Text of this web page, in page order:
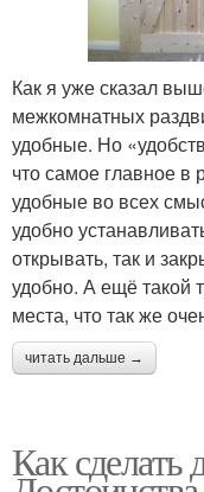
Как я уже сказал
межкомнатных
удобные. Но
что самое главное в
удобные во всех
удобно
открывать, так и
удобно. А ещё такой
места, что так же
читать дальше →
Как сделать